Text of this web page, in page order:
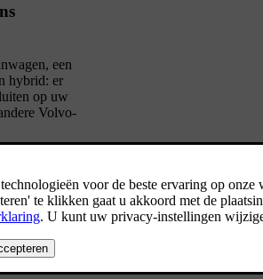
een
hybrid: er
op uw
Volvo-